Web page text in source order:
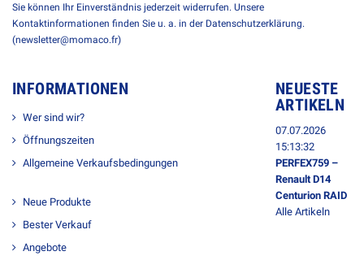
Sie können Ihr Einverständnis jederzeit widerrufen. Unsere
Kontaktinformationen finden Sie u. a. in der Datenschutzerklärung.
(newsletter@momaco.fr)
INFORMATIONEN
Wer sind wir?
Öffnungszeiten
Allgemeine Verkaufsbedingungen
Neue Produkte
Bester Verkauf
Angebote
NEUESTE
ARTIKELN
07.07.2026
15:13:32
PERFEX759 –
Renault D14
Centurion RAID
Alle Artikeln